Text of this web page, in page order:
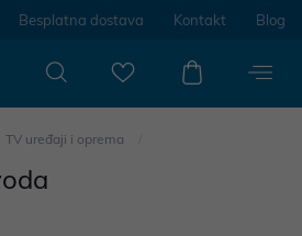
Besplatna dostava Kontakt Blog
TV uređaji i oprema